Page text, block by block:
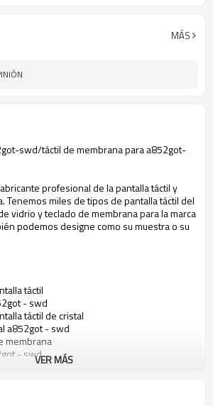
MÁS
swd/táctil de membrana para a852got-
profesional de la pantalla táctil y
Tenemos miles de tipos de pantalla táctil del
vidrio y teclado de membrana para la marca
podemos designe como su muestra o su
táctil
- swd
táctil de cristal
a852got - swd
membrana
- swd
- swd
VER MÁS